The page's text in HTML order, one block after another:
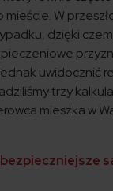
W
dzięki
uwidocznić
trzy
mieszka w